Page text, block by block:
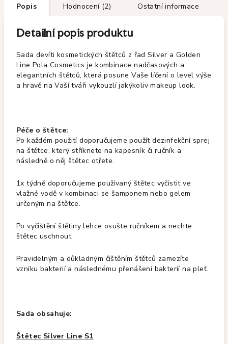
Popis Hodnocení (2) Ostatní informace
Detailní popis produktu
Sada devíti kosmetických štětců z řad Silver a Golden
Line Pola Cosmetics je kombinace nadčasových a
elegantních štětců, která posune Vaše líčení o level výše
a hravě na Vaší tváři vykouzlí jakýkoliv makeup look.
Péče o štětce:
Po každém použití doporučujeme použít dezinfekční sprej
na štětce, který stříknete na kapesník či ručník a
následně o něj štětec otřete.
1x týdně doporučujeme používaný štětec vyčistit ve
vlažné vodě v kombinaci se šamponem nebo gelem
určeným na štětce.
Po vyčištění štětiny lehce osušte ručníkem a nechte
štětec uschnout.
Pravidelným a důkladným čištěním štětců zamezíte
vzniku bakterií a následnému přenášení bakterií na pleť.
Sada obsahuje:
Štětec Silver Line S1